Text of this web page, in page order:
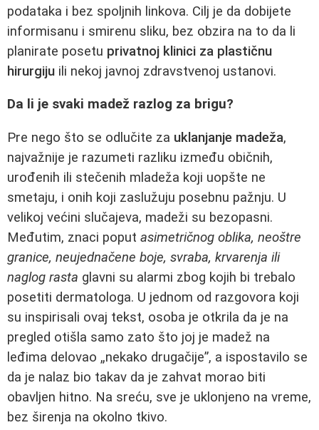
podataka i bez spoljnih linkova. Cilj je da dobijete
informisanu i smirenu sliku, bez obzira na to da li
planirate posetu privatnoj klinici za plastičnu
hirurgiju ili nekoj javnoj zdravstvenoj ustanovi.
Da li je svaki madež razlog za brigu?
Pre nego što se odlučite za uklanjanje madeža,
najvažnije je razumeti razliku između običnih,
urođenih ili stečenih mladeža koji uopšte ne
smetaju, i onih koji zaslužuju posebnu pažnju. U
velikoj većini slučajeva, madeži su bezopasni.
Međutim, znaci poput asimetričnog oblika, neoštre
granice, neujednačene boje, svraba, krvarenja ili
naglog rasta glavni su alarmi zbog kojih bi trebalo
posetiti dermatologa. U jednom od razgovora koji
su inspirisali ovaj tekst, osoba je otkrila da je na
pregled otišla samo zato što joj je madež na
leđima delovao „nekako drugačije”, a ispostavilo se
da je nalaz bio takav da je zahvat morao biti
obavljen hitno. Na sreću, sve je uklonjeno na vreme,
bez širenja na okolno tkivo.